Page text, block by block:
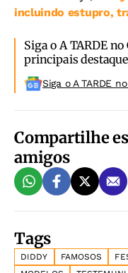
incluindo estupro,
Siga o A TARDE no
principais
Siga o A TARDE
Compartilhe
amigos
Tags
DIDDY FAMOSOS